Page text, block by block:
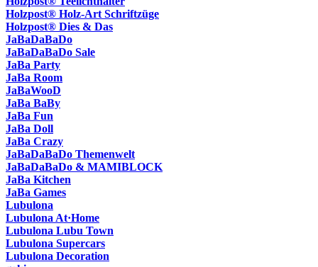
Holzpost® Holz-Art Schriftzüge
Holzpost® Dies & Das
JaBaDaBaDo
JaBaDaBaDo Sale
JaBa Party
JaBa Room
JaBaWooD
JaBa BaBy
JaBa Fun
JaBa Doll
JaBa Crazy
JaBaDaBaDo Themenwelt
JaBaDaBaDo & MAMIBLOCK
JaBa Kitchen
JaBa Games
Lubulona
Lubulona At·Home
Lubulona Lubu Town
Lubulona Supercars
Lubulona Decoration